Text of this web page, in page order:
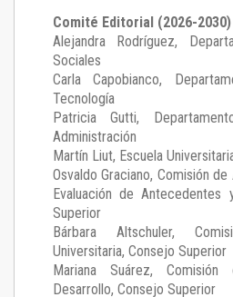
Comité Editorial (2026-2030)
Alejandra Rodríguez,
Sociales
Carla Capobianco,
Tecnología
Patricia Gutti,
Administración
Martín Liut, Escuela
Osvaldo Graciano, Comisión de
Evaluación de Antecedentes
Superior
Bárbara Altschuler,
Universitaria, Consejo Superior
Mariana Suárez, Comisión
Desarrollo, Consejo Superior